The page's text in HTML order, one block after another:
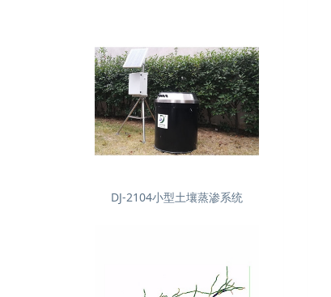
DJ-2104小型土壤蒸渗系统